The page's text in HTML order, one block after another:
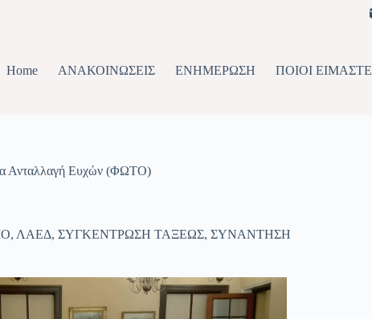
Home ΑΝΑΚΟΙΝΩΣΕΙΣ ΕΝΗΜΕΡΩΣΗ ΠΟΙΟΙ ΕΙΜΑΣΤΕ
Ανταλλαγή Ευχών (ΦΩΤΟ)
, ΛΑΕΔ, ΣΥΓΚΕΝΤΡΩΣΗ ΤΑΞΕΩΣ, ΣΥΝΑΝΤΗΣΗ